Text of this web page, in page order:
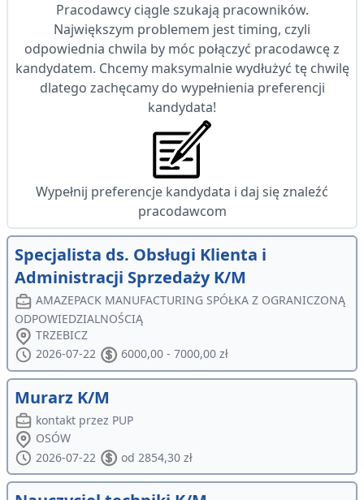
Pracodawcy ciągle szukają pracowników.
Największym problemem jest timing, czyli
odpowiednia chwila by móc połączyć pracodawcę z
kandydatem. Chcemy maksymalnie wydłużyć tę chwilę
dlatego zachęcamy do wypełnienia preferencji
kandydata!
Wypełnij preferencje kandydata i daj się znaleźć
pracodawcom
Specjalista ds. Obsługi Klienta i
Administracji Sprzedaży K/M
AMAZEPACK MANUFACTURING SPÓŁKA Z OGRANICZONĄ
ODPOWIEDZIALNOŚCIĄ
TRZEBICZ
2026-07-22
6000,00 - 7000,00 zł
Murarz K/M
kontakt przez PUP
OSÓW
2026-07-22
od 2854,30 zł